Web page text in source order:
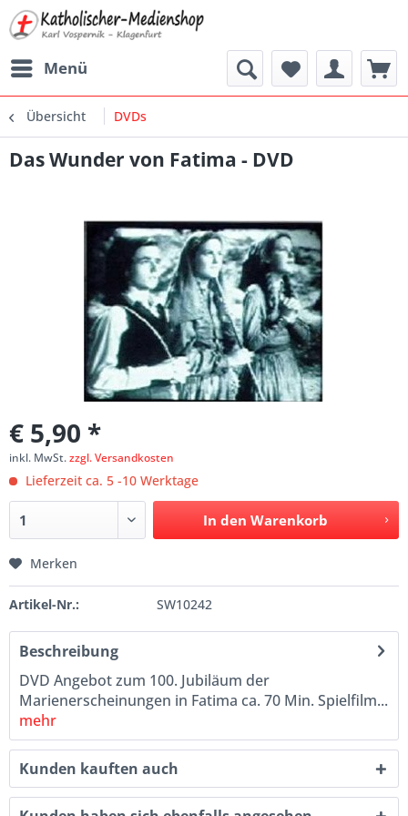
Menü
Übersicht DVDs
Das Wunder von Fatima - DVD
€ 5,90 *
inkl. MwSt.zzgl. Versandkosten
Lieferzeit ca. 5 -10 Werktage
In den Warenkorb
Merken
Artikel-Nr.: SW10242
Beschreibung
DVD Angebot zum 100. Jubiläum der
Marienerscheinungen in Fatima ca. 70 Min. Spielfilm...
mehr
Kunden kauften auch